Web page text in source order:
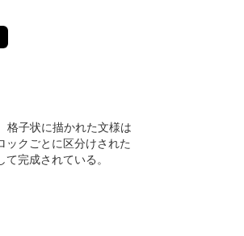
格子状に描かれた文様は
ックごとに区分けされた
完成されている。